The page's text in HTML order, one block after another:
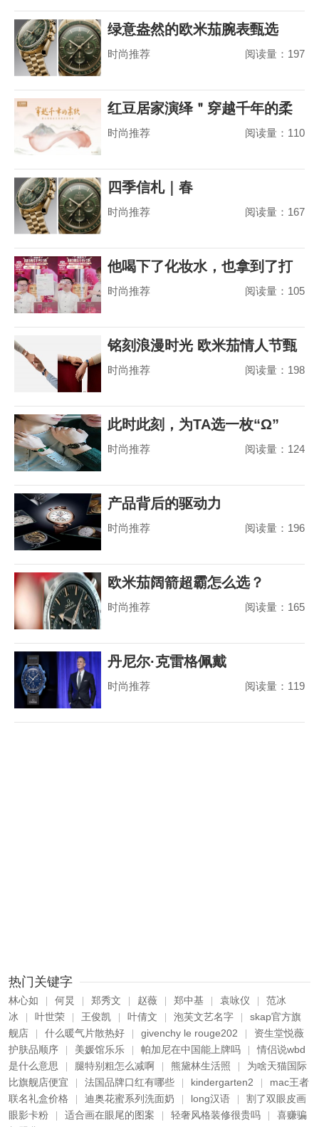
绿意盎然的欧米茄腕表甄选
时尚推荐 阅读量：197
红豆居家演绎＂穿越千年的柔
软＂，婴儿绵真
时尚推荐 阅读量：110
四季信札｜春
时尚推荐 阅读量：167
他喝下了化妆水，也拿到了打
赢山茶花之争的
时尚推荐 阅读量：105
铭刻浪漫时光 欧米茄情人节甄
选
时尚推荐 阅读量：198
此时此刻，为TA选一枚“Ω”
时尚推荐 阅读量：124
产品背后的驱动力
时尚推荐 阅读量：196
欧米茄阔箭超霸怎么选？
时尚推荐 阅读量：165
丹尼尔·克雷格佩戴
MoonSwatch 出席美国国
时尚推荐 阅读量：119
热门关键字
林心如 何炅 郑秀文 赵薇 郑中基 袁咏仪
范冰
冰
叶世荣 王俊凯 叶倩文 泡芙文艺名字
skap官方旗
舰店
什么暖气片散热好 givenchy le rouge202
资生堂悦薇
护肤品顺序
美媛馆乐乐 帕加尼在中国能上牌吗
情侣说wbd
是什么意思
腿特别粗怎么减啊 熊黛林生活照
为啥天猫国际
比旗舰店便宜
法国品牌口红有哪些 kindergarten2
mac王者
联名礼盒价格
迪奥花蜜系列洗面奶 long汉语
割了双眼皮画
眼影卡粉
适合画在眼尾的图案 轻奢风格装修很贵吗
喜赚骗